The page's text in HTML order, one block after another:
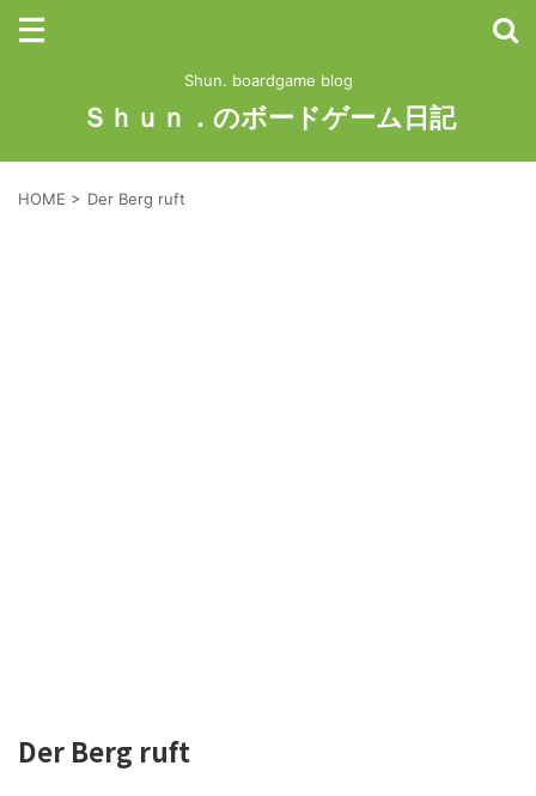
Shun. boardgame blog
Ｓｈｕｎ．のボードゲーム日記
HOME > Der Berg ruft
Der Berg ruft